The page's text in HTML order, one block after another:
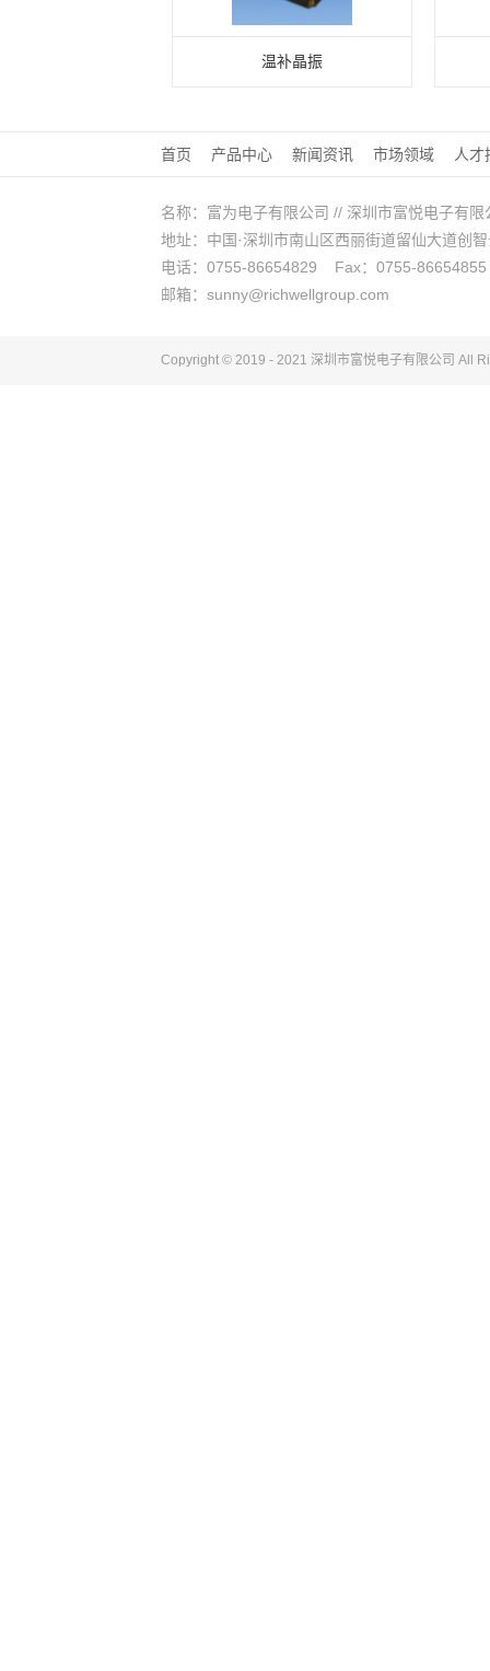
温补晶振
首页 产品中心 新闻资讯 市场领域 人才
名称：富为电子有限公司 // 深圳市富悦电子有限
地址：中国·深圳市南山区西丽街道留仙大道创
电话：0755-86654829 Fax：0755-86654855
邮箱：sunny@richwellgroup.com
Copyright © 2019 - 2021 深圳市富悦电子有限公司 All